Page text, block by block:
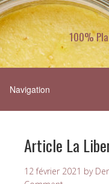
100%
Article La
12 février 2021 by